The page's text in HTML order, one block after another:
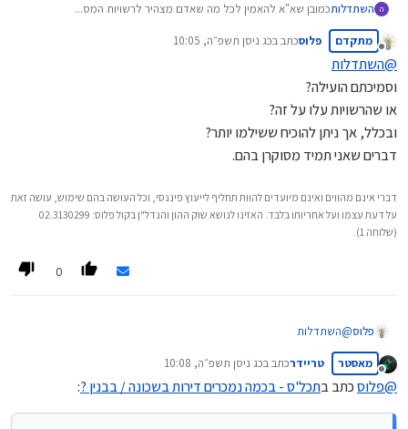
ה השתדלותכמובן שא"א להאמין לכל מה שאדם מצהיר לרשויות המס...
ראיתי דירות גן שנמכרו בחצי מליון ש"ח, כשכמובן לא רצו לשלם מס
וסמכו על זה שלא יבדקו אותם.
מנותק
מתקדם פלוסכתב בכג ניסן תשפ״ה, 10:05
נערך לאחרונה על ידי
@השתדלות
וסמיכתם הועילה?
או שהרשויות עלו על זה?
ובכלל, אך ניתן להוכיח ששילמו יותר?
דברים שאני תמיד מסוקרן בהם.
דברי אינם מהווים ואינם מיועדים להוות תחליף לייעוץ פיננסי, וכל העושה בהם שימוש, עושה זאת
על דעת עצמו ועל אחריותו בלבד. האזינו לנושא שוק ההון והנדל"ן בקול פלוס: 02.3130299
(שלוחה 1).
0
פלוס@השתדלות
וסמיכתם הועילה?
או שהרשויות עלו על זה?
ובכלל, אך ניתן להוכיח ששילמו יותר?מנותק
מאסטר טריידרכתב בכג ניסן תשפ״ה, 10:08
נערך לאחרונה על ידי
@פלוסכתב בתכל'ס - בכמה נמכרים דירות בשכונה / בבנין ?: